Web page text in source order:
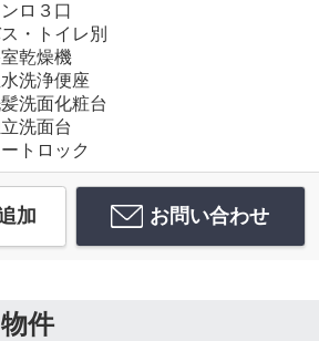
ロ３口
・トイレ別
乾燥機
洗浄便座
洗面化粧台
洗面台
トロック
加 お問い合わせ
件